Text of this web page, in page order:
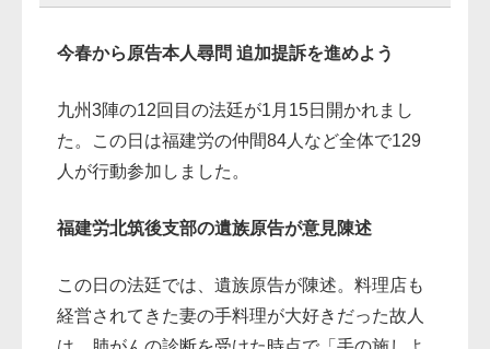
今春から原告本人尋問 追加提訴を進めよう
九州3陣の12回目の法廷が1月15日開かれまし
た。この日は福建労の仲間84人など全体で129
人が行動参加しました。
福建労北筑後支部の遺族原告が意見陳述
この日の法廷では、遺族原告が陳述。料理店も
経営されてきた妻の手料理が大好きだった故人